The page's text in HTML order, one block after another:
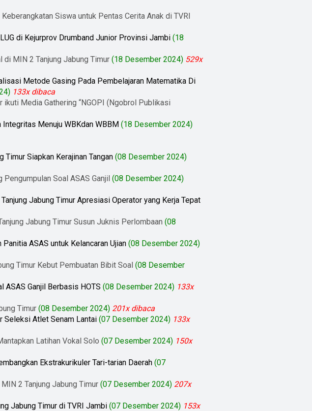
Siswa untuk Pentas Cerita Anak di TVRI
di Kejurprov Drumband Junior Provinsi Jambi (18
di MIN 2 Tanjung Jabung Timur (18 Desember 2024) 529x
Metode Gasing Pada Pembelajaran Matematika Di
133x dibaca
Media Gathering “NGOPI (Ngobrol Publikasi
Menuju WBKdan WBBM (18 Desember 2024)
Timur Siapkan Kerajinan Tangan (08 Desember 2024)
Soal ASAS Ganjil (08 Desember 2024)
Jabung Timur Apresiasi Operator yang Kerja Tepat
Jabung Timur Susun Juknis Perlombaan (08
ASAS untuk Kelancaran Ujian (08 Desember 2024)
Timur Kebut Pembuatan Bibit Soal (08 Desember
ASAS Ganjil Berbasis HOTS (08 Desember 2024) 133x
Timur (08 Desember 2024) 201x dibaca
Seleksi Atlet Senam Lantai (07 Desember 2024) 133x
Latihan Vokal Solo (07 Desember 2024) 150x
Ekstrakurikuler Tari-tarian Daerah (07
2 Tanjung Jabung Timur (07 Desember 2024) 207x
Jabung Timur di TVRI Jambi (07 Desember 2024) 153x